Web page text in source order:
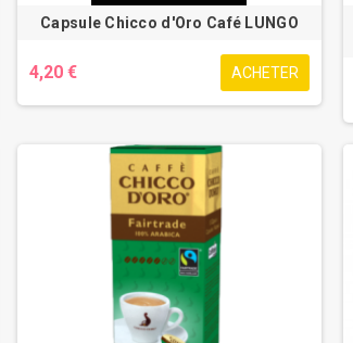
Capsule Chicco d'Oro Café LUNGO
4,20 € ACHETER